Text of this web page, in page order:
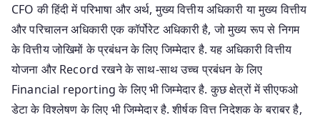
CFO की हिंदी में परिभाषा और अर्थ, मुख्य वित्तीय अधिकारी या मुख्य वित्तीय
और परिचालन अधिकारी एक कॉर्पोरेट अधिकारी है, जो मुख्य रूप से निगम
के वित्तीय जोखिमों के प्रबंधन के लिए जिम्मेदार है. यह अधिकारी वित्तीय
योजना और Record रखने के साथ-साथ उच्च प्रबंधन के लिए
Financial reporting के लिए भी जिम्मेदार है. कुछ क्षेत्रों में सीएफओ
डेटा के विश्लेषण के लिए भी जिम्मेदार है. शीर्षक वित्त निदेशक के बराबर है,